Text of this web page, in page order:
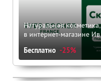
Натуральная
в интернет-магазине
Бесплатно -25%